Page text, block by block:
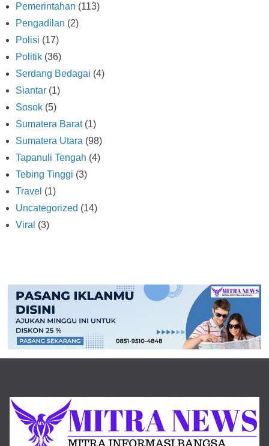
Pemerintahan (113)
Pengadilan (2)
Polisi (17)
Politik (36)
Serdang Bedagai (4)
Siantar (1)
Sosok (5)
Sumatera Barat(1)
Sumatera Utara (98)
Tapanuli Tengah (4)
Tebing Tinggi (3)
Travel (1)
Uncategorized (14)
Viral (3)